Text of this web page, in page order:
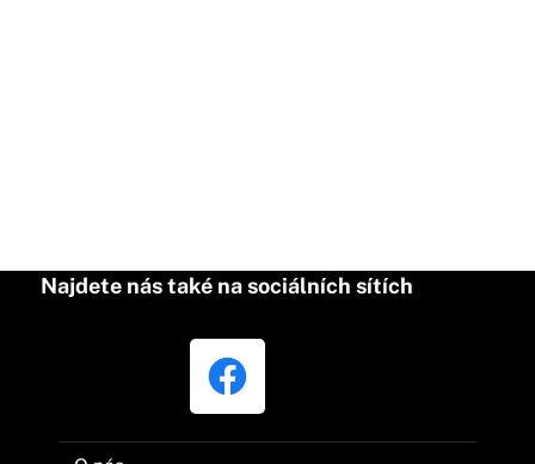
Najdete nás také na sociálních sítích